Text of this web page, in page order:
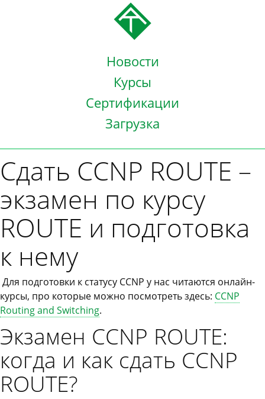
Новости
Курсы
Сертификации
Загрузка
Сдать CCNP ROUTE –
экзамен по курсу
ROUTE и подготовка
к нему
Для подготовки к статусу CCNP у нас читаются онлайн-
курсы, про которые можно посмотреть здесь: CCNP
Routing and Switching.
Экзамен CCNP ROUTE:
когда и как сдать CCNP
ROUTE?